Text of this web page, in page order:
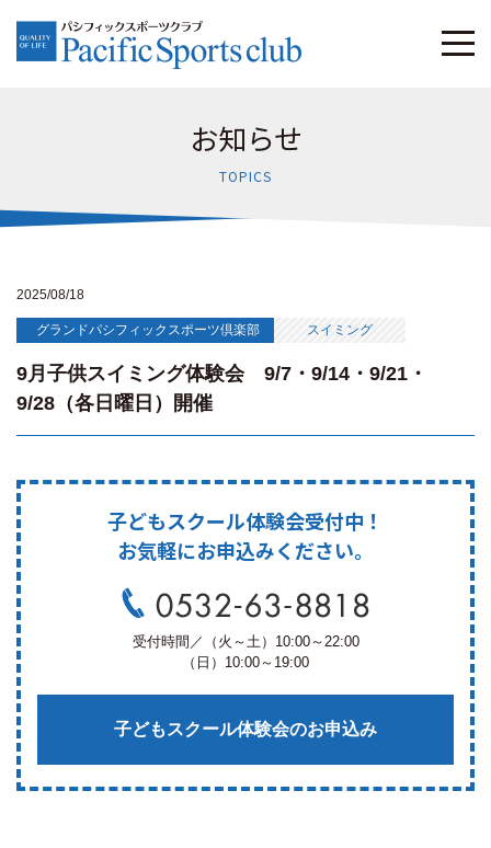
お知らせ
TOPICS
2025/08/18
グランドパシフィックスポーツ倶楽部 スイミング
9月子供スイミング体験会 9/7・9/14・9/21・
9/28（各日曜日）開催
子どもスクール体験会受付中！
お気軽にお申込みください。
受付時間／（火～土）10:00～22:00
（日）10:00～19:00
子どもスクール体験会のお申込み